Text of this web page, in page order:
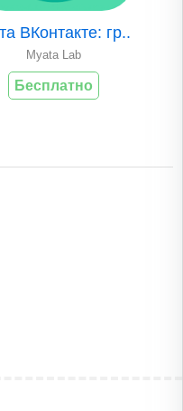
ВКонтакте: гр..
Myata Lab
Бесплатно